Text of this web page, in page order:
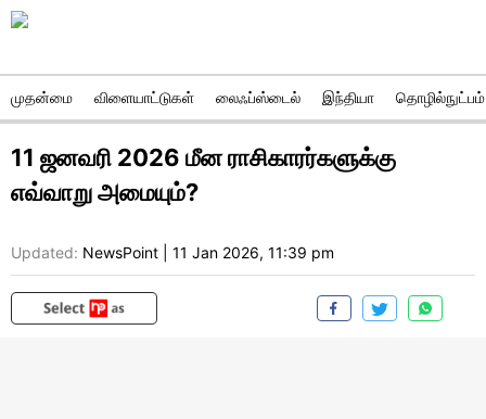
முதன்மை விளையாட்டுகள் லைஃப்ஸ்டைல் இந்தியா தொழில்நுட்பம்
11 ஜனவரி 2026 மீன ராசிகாரர்களுக்கு
எவ்வாறு அமையும்?
Updated: NewsPoint 11 Jan 2026, 11:39 pm